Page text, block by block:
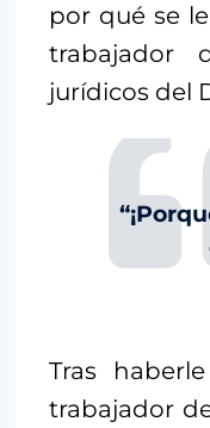
por qué se
trabajador
jurídicos del
Tras
trabajador